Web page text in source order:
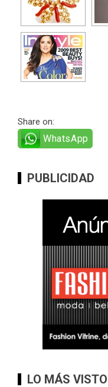
Share on:
WhatsApp
PUBLICIDAD
LO MÁS VISTO